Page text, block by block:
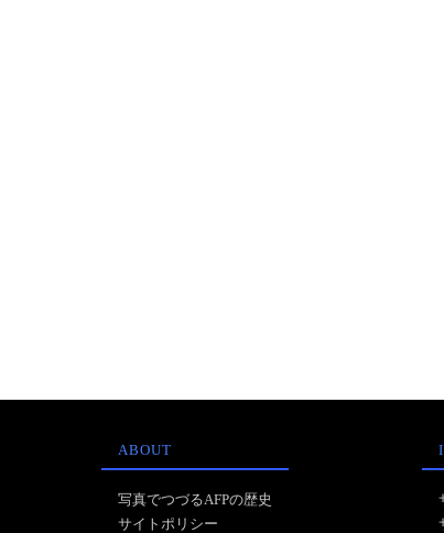
ABOUT
写真でつづるAFPの歴史
サイトポリシー